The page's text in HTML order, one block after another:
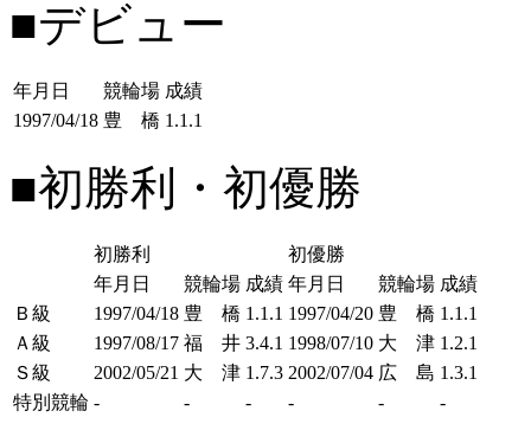
■デビュー
年月日 競輪場 成績
1997/04/18 豊 橋 1.1.1
■初勝利・初優勝
初勝利
初優勝
年月日
競輪場 成績 年月日 競輪場 成績
Ｂ級
1997/04/18 豊 橋 1.1.1 1997/04/20 豊 橋 1.1.1
Ａ級
1997/08/17 福 井 3.4.1 1998/07/10 大 津 1.2.1
Ｓ級
2002/05/21 大 津 1.7.3 2002/07/04 広 島 1.3.1
特別競輪 - - - - - -